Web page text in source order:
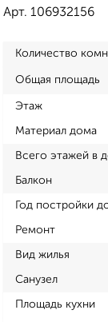
Арт. 106932156
Количество
Общая площадь
Этаж
Материал дома
Всего этажей в
Балкон
Год постройки
Ремонт
Вид жилья
Санузел
Площадь кухни